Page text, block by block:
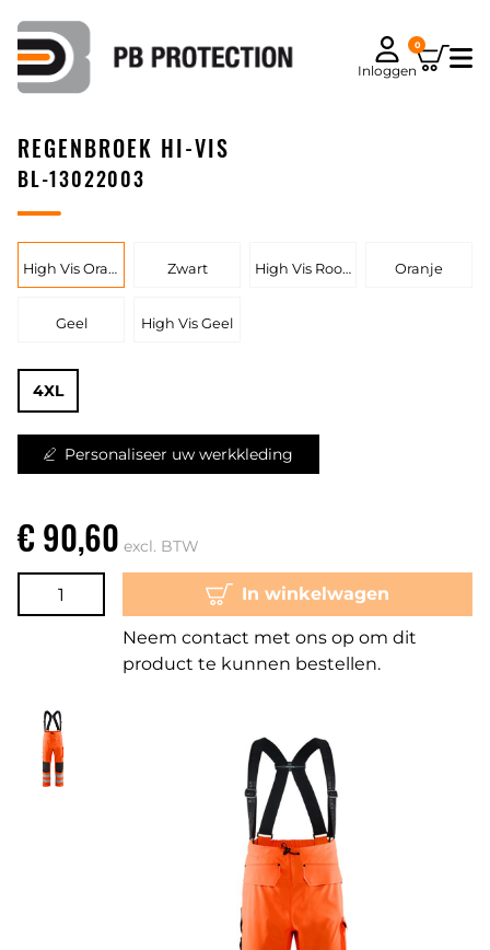
Inloggen
0
REGENBROEK HI-VIS
BL-13022003
High Vis Oranje Zwart High Vis Rood Oranje
Geel High Vis Geel
4XL
Personaliseer uw werkkleding
€ 90,60 excl. BTW
In winkelwagen
Neem contact met ons op om dit
product te kunnen bestellen.